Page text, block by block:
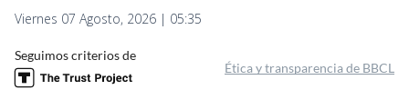
Viernes 07 Agosto, 2026 | 05:35
Seguimos criterios de
Ética y transparencia de BBCL